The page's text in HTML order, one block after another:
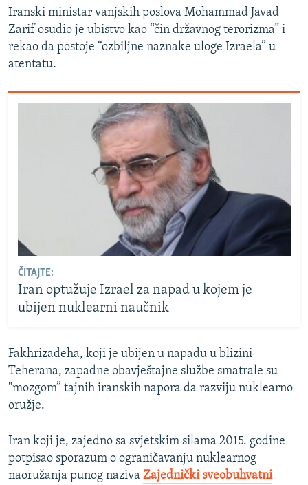
TRI DECENIJE OD RATA U BIH
SVE KARTE DEJTONA
NASTANAK I RASPAD JUGOSLAVIJE
Iranski ministar vanjskih poslova Mohammad Javad
Zarif osudio je ubistvo kao “čin državnog terorizma” i
rekao da postoje “ozbiljne naznake uloge Izraela” u
atentatu.
ČITAJTE:
Iran optužuje Izrael za napad u kojem je
ubijen nuklearni naučnik
Fakhrizadeha, koji je ubijen u napadu u blizini
Teherana, zapadne obavještajne službe smatrale su
"mozgom” tajnih iranskih napora da razviju nuklearno
oružje.
Iran koji je, zajedno sa svjetskim silama 2015. godine
potpisao sporazum o ograničavanju nuklearnog
naoružanja punog naziva Zajednički sveobuhvatni